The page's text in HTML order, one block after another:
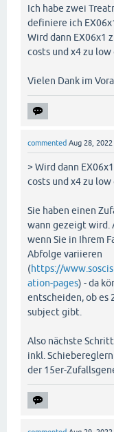
Ich habe zwei
definiere ich
Wird dann EX06x1
costs und x4 zu low
Vielen Dank im
commented Aug 28, 2022
> Wird dann
costs und x4 zu low
Sie haben einen
wann gezeigt wird.
wenn Sie in Ihrem
Abfolge variieren
(https://
ation-pages) - da
entscheiden, ob es
subject gibt.
Also nächste
inkl.
der 15er-